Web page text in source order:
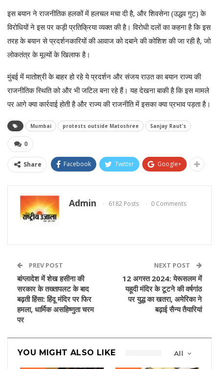
इस बयान ने राजनीतिक हलकों में हलचल मचा दी है, और शिवसेना (उद्धव गुट) के
विरोधियों ने इस पर कड़ी प्रतिक्रिया व्यक्त की है। विरोधी दलों का कहना है कि इस
तरह के बयान से प्रदर्शनकारियों की आवाज को दबाने की कोशिश की जा रही है, जो
लोकतंत्र के मूल्यों के खिलाफ है।
मुंबई में मातोश्री के बाहर हो रहे ये प्रदर्शन और संजय राउत का बयान राज्य की
राजनीतिक स्थिति को और भी जटिल बना रहे हैं। यह देखना बाकी है कि इस मामले
पर आगे क्या कार्रवाई होती है और राज्य की राजनीति में इसका क्या प्रभाव पड़ता है।
Mumbai protests outside Matoshree Sanjay Raut's
0
Share Facebook Twitter Google+
Admin 6182 Posts 0 Comments
PREV POST
बांग्लादेश में शेख हसीना की
सरकार के तख्तापलट के बाद
बढ़ती हिंसा: हिंदू मंदिर पर फिर
हमला, धार्मिक असहिष्णुता चरम
पर
NEXT POST
12 अगस्त 2024: येरूसलम में
यहूदी मंदिर के टूटने की वर्षगांठ
पर युद्ध का खतरा, अमेरिका ने
बढ़ाई सैन्य तैयारियां
All
YOU MIGHT ALSO LIKE